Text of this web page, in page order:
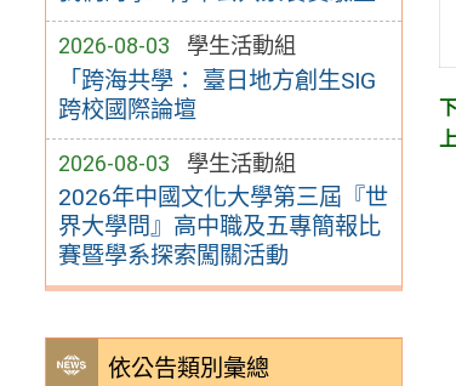
2026-08-03 學生活動組
「跨海共學： 臺日地方創生SIG
跨校國際論壇
2026-08-03 學生活動組
2026年中國文化大學第三屆『世
界大學問』高中職及五專簡報比
賽暨學系探索闖關活動
依公告類別彙總